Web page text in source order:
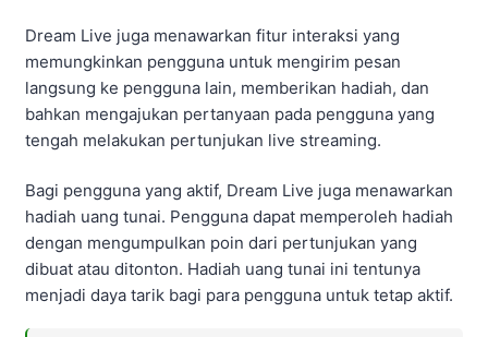
Dream Live juga menawarkan fitur interaksi yang
memungkinkan pengguna untuk mengirim pesan
langsung ke pengguna lain, memberikan hadiah, dan
bahkan mengajukan pertanyaan pada pengguna yang
tengah melakukan pertunjukan live streaming.
Bagi pengguna yang aktif, Dream Live juga menawarkan
hadiah uang tunai. Pengguna dapat memperoleh hadiah
dengan mengumpulkan poin dari pertunjukan yang
dibuat atau ditonton. Hadiah uang tunai ini tentunya
menjadi daya tarik bagi para pengguna untuk tetap aktif.